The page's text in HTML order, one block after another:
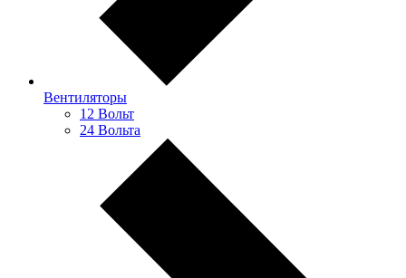
Вентиляторы
12 Вольт
24 Вольта